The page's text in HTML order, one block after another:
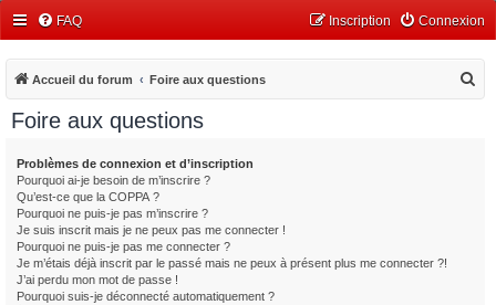
FAQ Connexion
Inscription
Accueil du forum Foire aux questions
Foire aux questions
Problèmes de connexion et d’inscription
Pourquoi ai-je besoin de m’inscrire ?
Qu’est-ce que la COPPA ?
Pourquoi ne puis-je pas m’inscrire ?
Je suis inscrit mais je ne peux pas me connecter !
Pourquoi ne puis-je pas me connecter ?
Je m’étais déjà inscrit par le passé mais ne peux à présent plus me connecter ?!
J’ai perdu mon mot de passe !
Pourquoi suis-je déconnecté automatiquement ?